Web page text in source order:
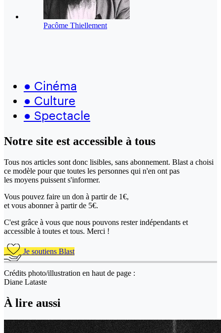
Pacôme Thiellement
● Cinéma
● Culture
● Spectacle
Notre site est accessible à tous
Tous nos articles sont donc lisibles, sans abonnement. Blast a choisi
ce modèle pour que toutes les personnes qui n'en ont pas
les moyens puissent s'informer.
Vous pouvez faire un don à partir de 1€,
et vous abonner à partir de 5€.
C'est grâce à vous que nous pouvons rester indépendants et
accessible à toutes et tous. Merci !
Je soutiens Blast
Crédits photo/illustration en haut de page :
Diane Lataste
À lire aussi